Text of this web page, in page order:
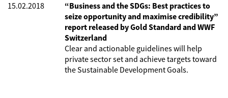
15.02.2018
“Business and the SDGs: Best practices to
seize opportunity and maximise credibility”
report released by Gold Standard and WWF
Switzerland
Clear and actionable guidelines will help
private sector set and achieve targets toward
the Sustainable Development Goals.